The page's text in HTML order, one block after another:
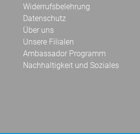
Widerrufsbelehrung
Datenschutz
Über uns
Unsere Filialen
Ambassador Programm
Nachhaltigkeit und Soziales